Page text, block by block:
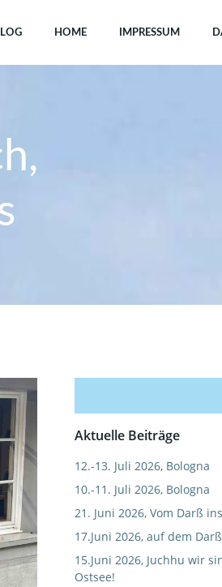
HOME IMPRESSUM
Aktuelle Beiträge
12.-13. Juli 2026, Bologna
10.-11. Juli 2026, Bologna
21. Juni 2026, Vom Darß
17.Juni 2026, auf dem Darß
15.Juni 2026, Juchhu wir
Ostsee!